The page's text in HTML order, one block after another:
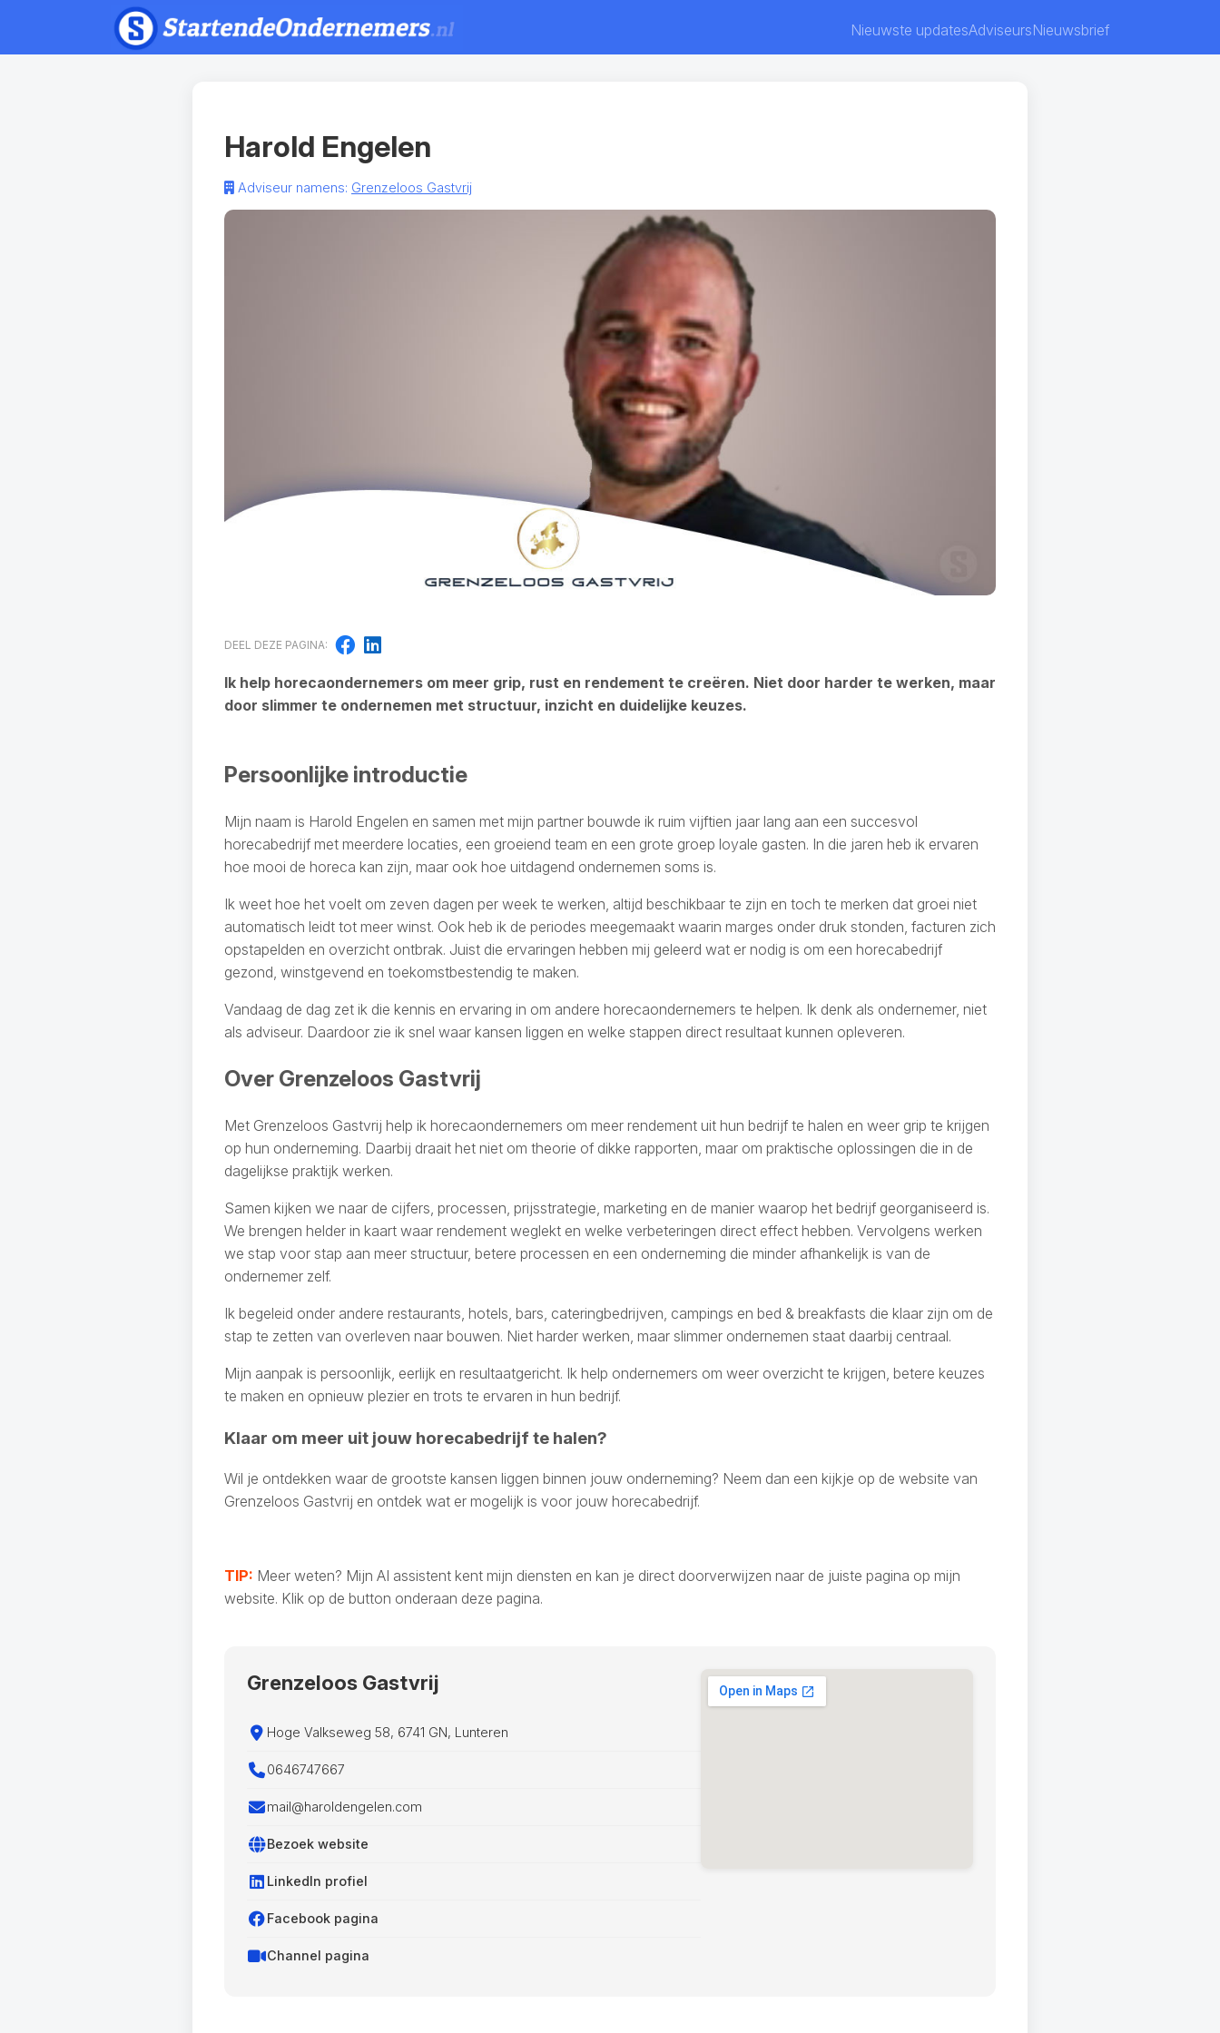
Nieuwste updatesAdviseursNieuwsbrief
Harold Engelen
Adviseur namens: Grenzeloos Gastvrij
DEEL DEZE PAGINA:
Ik help horecaondernemers om meer grip, rust en rendement te creëren. Niet door harder te werken, maar
door slimmer te ondernemen met structuur, inzicht en duidelijke keuzes.
Persoonlijke introductie
Mijn naam is Harold Engelen en samen met mijn partner bouwde ik ruim vijftien jaar lang aan een succesvol
horecabedrijf met meerdere locaties, een groeiend team en een grote groep loyale gasten. In die jaren heb ik ervaren
hoe mooi de horeca kan zijn, maar ook hoe uitdagend ondernemen soms is.
Ik weet hoe het voelt om zeven dagen per week te werken, altijd beschikbaar te zijn en toch te merken dat groei niet
automatisch leidt tot meer winst. Ook heb ik de periodes meegemaakt waarin marges onder druk stonden, facturen zich
opstapelden en overzicht ontbrak. Juist die ervaringen hebben mij geleerd wat er nodig is om een horecabedrijf
gezond, winstgevend en toekomstbestendig te maken.
Vandaag de dag zet ik die kennis en ervaring in om andere horecaondernemers te helpen. Ik denk als ondernemer, niet
als adviseur. Daardoor zie ik snel waar kansen liggen en welke stappen direct resultaat kunnen opleveren.
Over Grenzeloos Gastvrij
Met Grenzeloos Gastvrij help ik horecaondernemers om meer rendement uit hun bedrijf te halen en weer grip te krijgen
op hun onderneming. Daarbij draait het niet om theorie of dikke rapporten, maar om praktische oplossingen die in de
dagelijkse praktijk werken.
Samen kijken we naar de cijfers, processen, prijsstrategie, marketing en de manier waarop het bedrijf georganiseerd is.
We brengen helder in kaart waar rendement weglekt en welke verbeteringen direct effect hebben. Vervolgens werken
we stap voor stap aan meer structuur, betere processen en een onderneming die minder afhankelijk is van de
ondernemer zelf.
Ik begeleid onder andere restaurants, hotels, bars, cateringbedrijven, campings en bed & breakfasts die klaar zijn om de
stap te zetten van overleven naar bouwen. Niet harder werken, maar slimmer ondernemen staat daarbij centraal.
Mijn aanpak is persoonlijk, eerlijk en resultaatgericht. Ik help ondernemers om weer overzicht te krijgen, betere keuzes
te maken en opnieuw plezier en trots te ervaren in hun bedrijf.
Klaar om meer uit jouw horecabedrijf te halen?
Wil je ontdekken waar de grootste kansen liggen binnen jouw onderneming? Neem dan een kijkje op de website van
Grenzeloos Gastvrij en ontdek wat er mogelijk is voor jouw horecabedrijf.
TIP: Meer weten? Mijn AI assistent kent mijn diensten en kan je direct doorverwijzen naar de juiste pagina op mijn
website. Klik op de button onderaan deze pagina.
Grenzeloos Gastvrij
Hoge Valkseweg 58, 6741 GN, Lunteren
0646747667
mail@haroldengelen.com
Bezoek website
LinkedIn profiel
Facebook pagina
Channel pagina